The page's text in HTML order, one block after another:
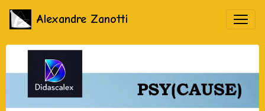
Alexandre Zanotti